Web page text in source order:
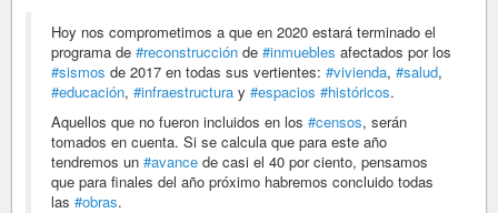
Hoy nos comprometimos a que en 2020 estará terminado el
programa de #reconstrucción de #inmuebles afectados por los
#sismos de 2017 en todas sus vertientes: #vivienda, #salud,
#educación, #infraestructura y #espacios #históricos.
Aquellos que no fueron incluidos en los #censos, serán
tomados en cuenta. Si se calcula que para este año
tendremos un #avance de casi el 40 por ciento, pensamos
que para finales del año próximo habremos concluido todas
las #obras.